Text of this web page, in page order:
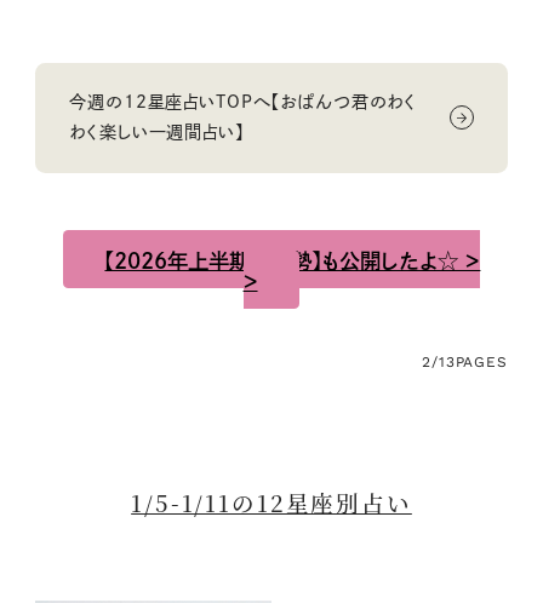
今週の12星座占いTOPへ【おぱんつ君のわく
わく楽しい一週間占い】
【2026年上半期の運勢】も公開したよ☆ ＞
＞
2/13PAGES
1/5-1/11の12星座別占い